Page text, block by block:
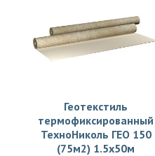
Геотекстиль
термофиксированный
ТехноНиколь ГЕО 150
(75м2) 1.5х50м